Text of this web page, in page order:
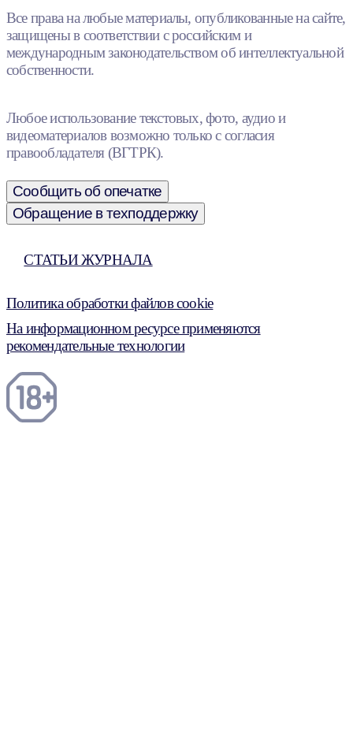
Все права на любые материалы, опубликованные на сайте,
защищены в соответствии с российским и
международным законодательством об интеллектуальной
собственности.
Любое использование текстовых, фото, аудио и
видеоматериалов возможно только с согласия
правообладателя (ВГТРК).
Сообщить об опечатке
Обращение в техподдержку
СТАТЬИ ЖУРНАЛА
Политика обработки файлов cookie
На информационном ресурсе применяются
рекомендательные технологии